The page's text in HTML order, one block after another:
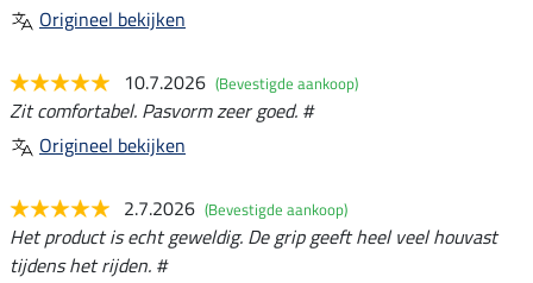
Origineel bekijken
10.7.2026 (Bevestigde aankoop)
Zit comfortabel. Pasvorm zeer goed. #
Origineel bekijken
2.7.2026 (Bevestigde aankoop)
Het product is echt geweldig. De grip geeft heel veel houvast
tijdens het rijden. #